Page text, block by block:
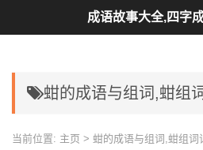
蚶的成语与组词,蚶组
当前位置: 主页 > 蚶的成语与组词,蚶组词
成语故事大全,四字